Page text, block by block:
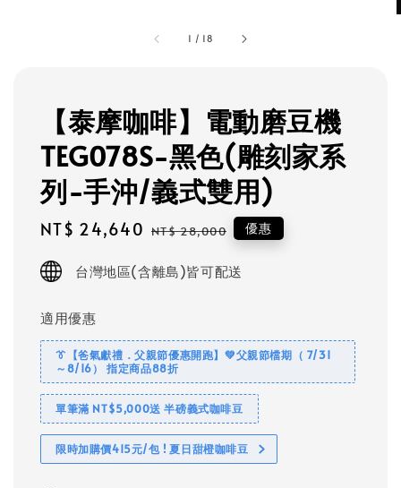
1 / 18
【泰摩咖啡】電動磨豆機
TEG078S-黑色(雕刻家系
列-手沖/義式雙用)
Sale
NT$ 24,640 Regular
NT$ 28,000 優惠
台灣地區(含離島)皆可配送
適用優惠
👔【爸氣獻禮．父親節優惠開跑】💚父親節檔期（ 7/31
～8/16） 指定商品88折
單筆滿 NT$5,000送 半磅義式咖啡豆
限時加購價415元/包 ! 夏日甜橙咖啡豆